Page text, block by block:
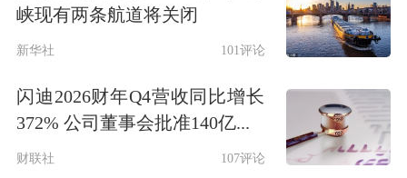
峡现有两条航道将关闭
新华社 101评论
闪迪2026财年Q4营收同比增长
372% 公司董事会批准140亿...
财联社 107评论